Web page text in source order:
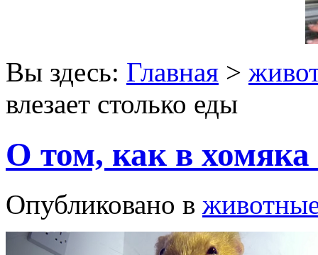
Вы здесь: Главная >
влезает столько еды
О том, как в хомяка
Опубликовано в